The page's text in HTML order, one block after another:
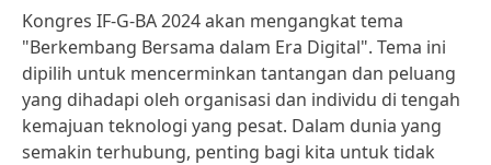
Kongres IF-G-BA 2024 akan mengangkat tema
"Berkembang Bersama dalam Era Digital". Tema ini
dipilih untuk mencerminkan tantangan dan peluang
yang dihadapi oleh organisasi dan individu di tengah
kemajuan teknologi yang pesat. Dalam dunia yang
semakin terhubung, penting bagi kita untuk tidak